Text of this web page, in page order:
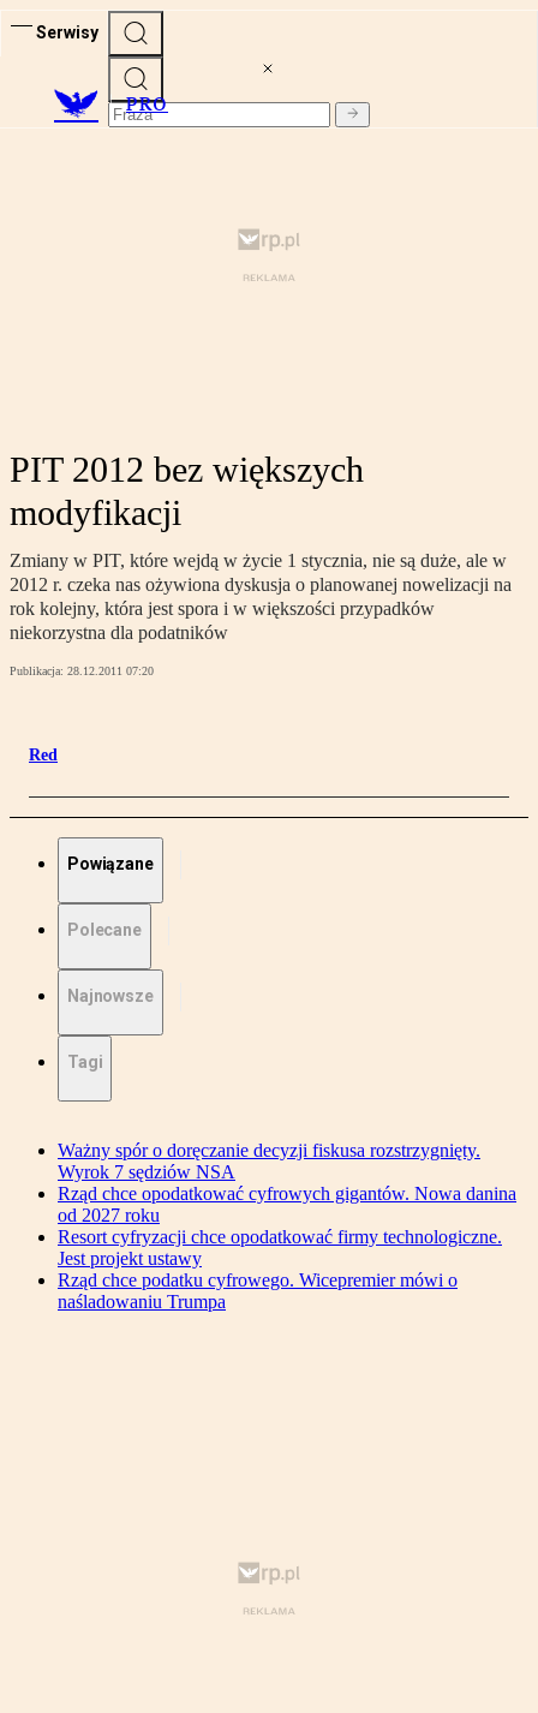
Serwisy
PRO
PIT 2012 bez większych
modyfikacji
Zmiany w PIT, które wejdą w życie 1 stycznia, nie są duże, ale w
2012 r. czeka nas ożywiona dyskusja o planowanej nowelizacji na
rok kolejny, która jest spora i w większości przypadków
niekorzystna dla podatników
Publikacja: 28.12.2011 07:20
Red
Powiązane
Polecane
Najnowsze
Tagi
Ważny spór o doręczanie decyzji fiskusa rozstrzygnięty.
Wyrok 7 sędziów NSA
Rząd chce opodatkować cyfrowych gigantów. Nowa danina
od 2027 roku
Resort cyfryzacji chce opodatkować firmy technologiczne.
Jest projekt ustawy
Rząd chce podatku cyfrowego. Wicepremier mówi o
naśladowaniu Trumpa